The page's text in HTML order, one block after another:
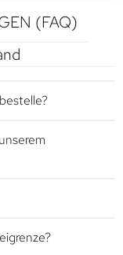
(FAQ)